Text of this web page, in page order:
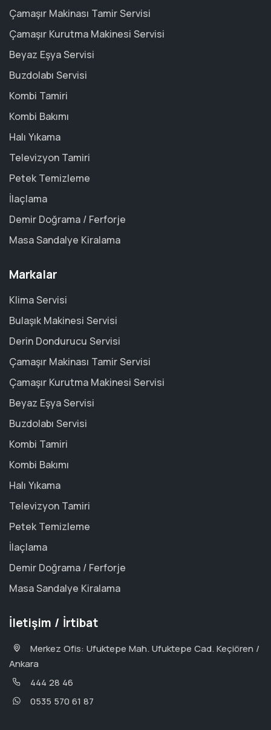
Çamaşır Makinası Tamir Servisi
Çamaşır Kurutma Makinesi Servisi
Beyaz Eşya Servisi
Buzdolabı Servisi
Kombi Tamiri
Kombi Bakımı
Halı Yıkama
Televizyon Tamiri
Petek Temizleme
İlaçlama
Demir Doğrama / Ferforje
Masa Sandalye Kiralama
Markalar
Klima Servisi
Bulaşık Makinesi Servisi
Derin Dondurucu Servisi
Çamaşır Makinası Tamir Servisi
Çamaşır Kurutma Makinesi Servisi
Beyaz Eşya Servisi
Buzdolabı Servisi
Kombi Tamiri
Kombi Bakımı
Halı Yıkama
Televizyon Tamiri
Petek Temizleme
İlaçlama
Demir Doğrama / Ferforje
Masa Sandalye Kiralama
İletişim / İrtibat
Merkez Ofis: Ufuktepe Mah. Ufuktepe Cad. Keçiören /
Ankara
444 28 46
0535 570 61 87